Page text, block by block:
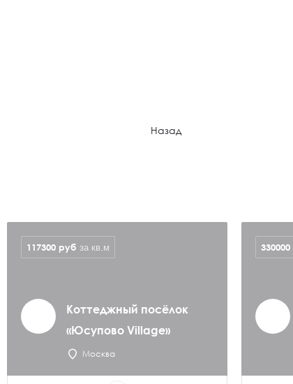
Назад
Коттеджный посёлок
«Юсупово Village»
Москва
117300 руб за кв.м 330000